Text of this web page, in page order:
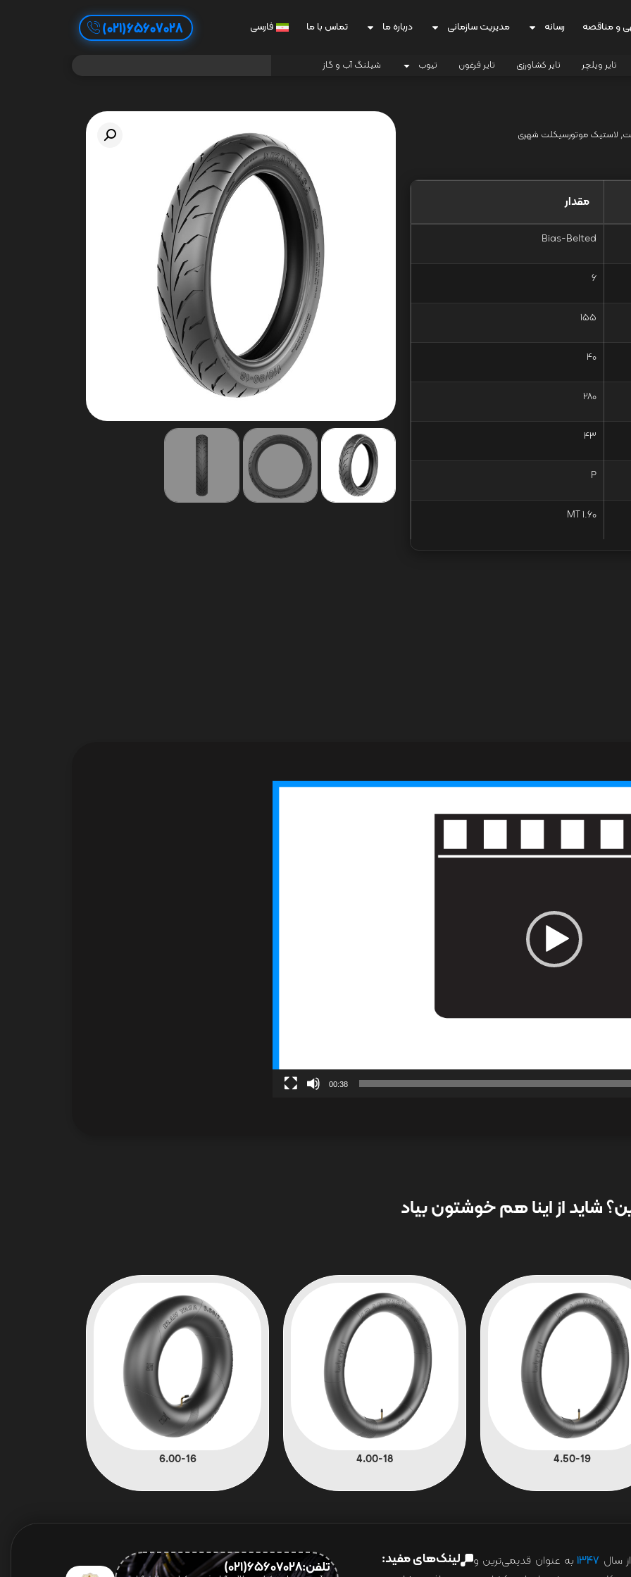
و مناقصه رسانه مدیریت سازمانی درباره ما تماس با ما فارسی 65607028(021)
تایر ویلچر تایر کشاورزی تایر فرغون تیوب شیلنگ آب و گاز
, لاستیک موتورسیکلت شهری
مقدار
Bias-Belted
6
155
40
280
43
P
MT 1.60
00:38
شاید از اینا هم خوشتون بیاد
4.50-19
4.00-18
6.00-16
از سال ۱۳۴۷ به عنوان قدیمی‌ترین و
لینک‌های مفید: تلفن:65607028(021)